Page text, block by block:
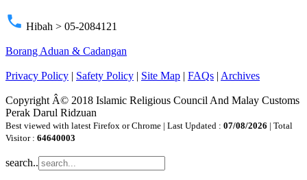
phone Hibah > 05-2084121
Borang Aduan & Cadangan
Privacy Policy | Safety Policy | Site Map | FAQs | Archives
Copyright Â© 2018 Islamic Religious Council And Malay Customs
Perak Darul Ridzuan
Best viewed with latest Firefox or Chrome | Last Updated : 07/08/2026 | Total
Visitor : 64640003
search..